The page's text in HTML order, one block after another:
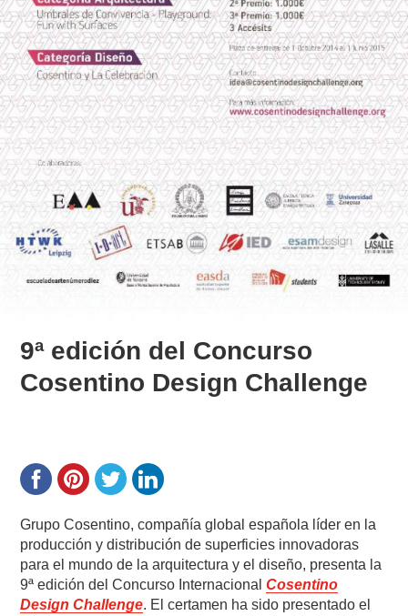
9ª edición del Concurso
Cosentino Design Challenge
Grupo Cosentino, compañía global española líder en la
producción y distribución de superficies innovadoras
para el mundo de la arquitectura y el diseño, presenta la
9ª edición del Concurso InternacionalCosentino
Design Challenge. El certamen ha sido presentado el